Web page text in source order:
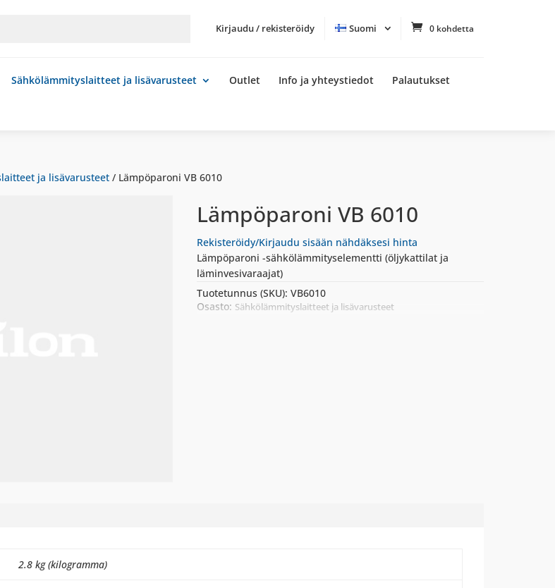
Kirjaudu / rekisteröidy Suomi 0 kohdetta
Sähkölämmityslaitteet ja lisävarusteet Outlet Info ja yhteystiedot Palautukset
ja lisävarusteet/ Lämpöparoni VB 6010
Lämpöparoni VB 6010
Rekisteröidy/Kirjaudu sisään nähdäksesi hinta
Lämpöparoni -sähkölämmityselementti (öljykattilat ja
läminvesivaraajat)
Tuotetunnus (SKU):VB6010
Osasto: Sähkölämmityslaitteet ja lisävarusteet
2.8 kg (kilogramma)